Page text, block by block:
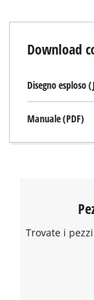
Download
Disegno esploso
Manuale (PDF)
Trovate i